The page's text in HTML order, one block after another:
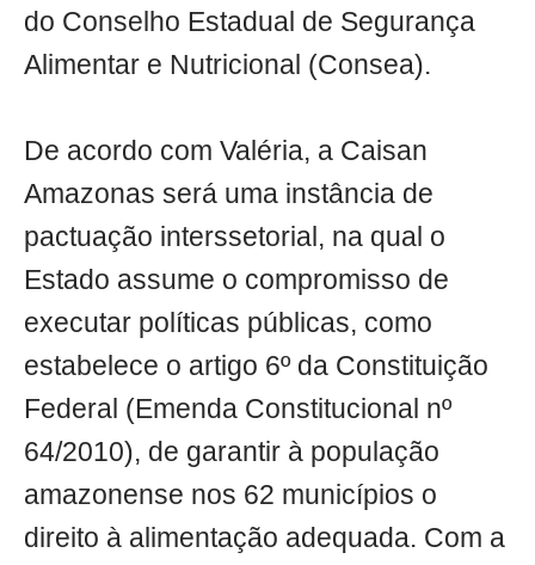
do Conselho Estadual de Segurança
Alimentar e Nutricional (Consea).
De acordo com Valéria, a Caisan
Amazonas será uma instância de
pactuação interssetorial, na qual o
Estado assume o compromisso de
executar políticas públicas, como
estabelece o artigo 6º da Constituição
Federal (Emenda Constitucional nº
64/2010), de garantir à população
amazonense nos 62 municípios o
direito à alimentação adequada. Com a